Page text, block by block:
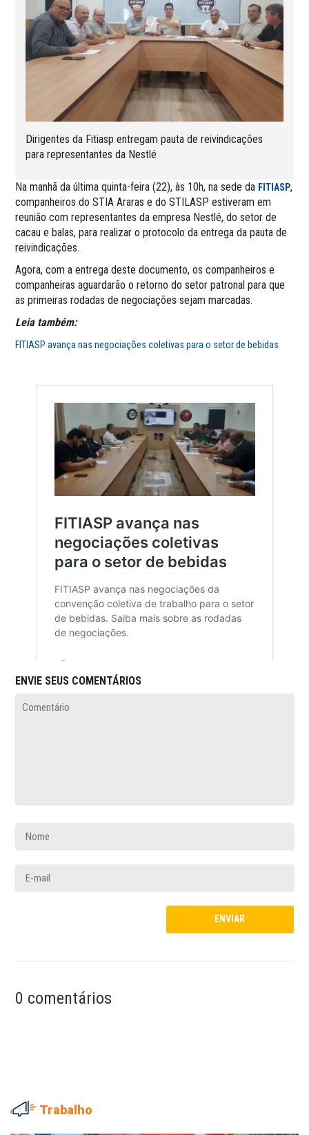
Dirigentes da Fitiasp entregam pauta de reivindicações
para representantes da Nestlé
Na manhã da última quinta-feira (22), às 10h, na sede da FITIASP,
companheiros do STIA Araras e do STILASP estiveram em
reunião com representantes da empresa Nestlé, do setor de
cacau e balas, para realizar o protocolo da entrega da pauta de
reivindicações.
Agora, com a entrega deste documento, os companheiros e
companheiras aguardarão o retorno do setor patronal para que
as primeiras rodadas de negociações sejam marcadas.
Leia também:
FITIASP avança nas negociações coletivas para o setor de bebidas
ENVIE SEUS COMENTÁRIOS
0 comentários
Trabalho